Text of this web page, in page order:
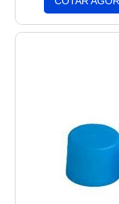
de direção,
indicadores
aeronave.